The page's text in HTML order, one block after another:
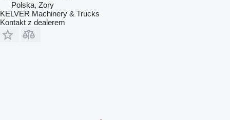
Polska, Zory
KELVER Machinery & Trucks
Kontakt z dealerem